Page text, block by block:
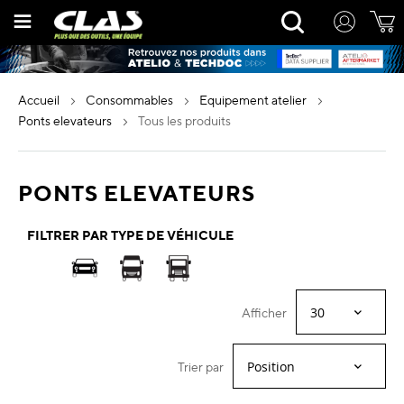
contenu
Rechercher
accueil consommables
equipement atelier
ponts elevateurs
tous les produits
PONTS ELEVATEURS
FILTRER PAR TYPE DE VÉHICULE
Afficher
Trier par